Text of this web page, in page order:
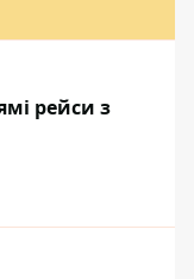
рейси з